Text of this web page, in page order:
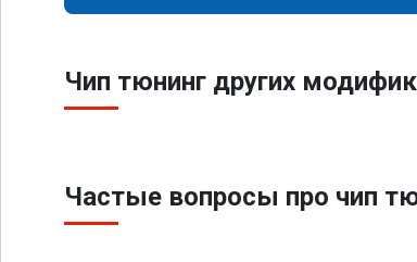
Чип тюнинг других
Частые вопросы про чип